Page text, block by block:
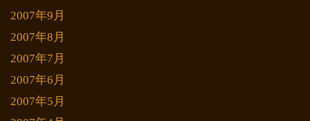
2007年9月
2007年8月
2007年7月
2007年6月
2007年5月